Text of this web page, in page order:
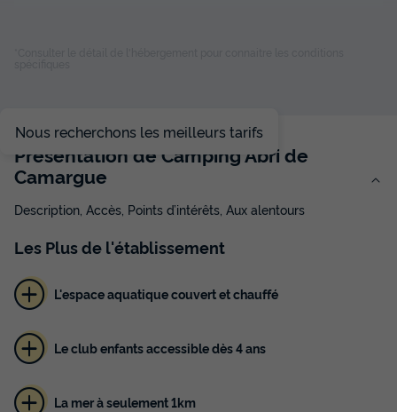
du22/09/2026au29/09/2026
Meilleur prix pour 7 nuits
Modifier les dates
420 €
Voir les disponibilités
Nous recherchons les meilleurs tarifs
Présentation de Camping Abri de
Camargue
Description, Accès, Points d’intérêts, Aux alentours
Les Plusde l'établissement
L'espace aquatique couvert et chauffé
Le club enfants accessible dès 4 ans
La mer à seulement 1km